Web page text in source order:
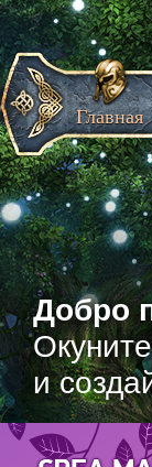
Добро
и
Главная